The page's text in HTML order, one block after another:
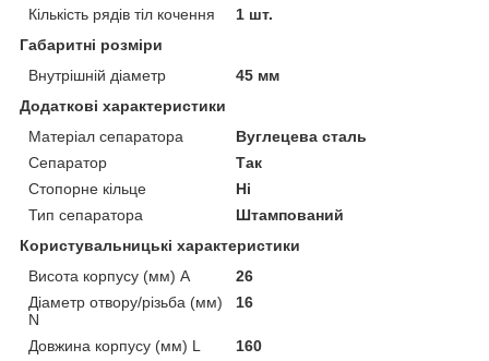
Кількість рядів тіл кочення
1 шт.
Габаритні розміри
Внутрішній діаметр
45 мм
Додаткові характеристики
Матеріал сепаратора
Вуглецева сталь
Сепаратор
Так
Стопорне кільце
Ні
Тип сепаратора
Штампований
Користувальницькі характеристики
Висота корпусу (мм) A
26
Діаметр отвору/різьба (мм)
N
16
Довжина корпусу (мм) L
160